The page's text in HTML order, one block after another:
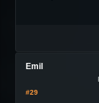
Emil
#29